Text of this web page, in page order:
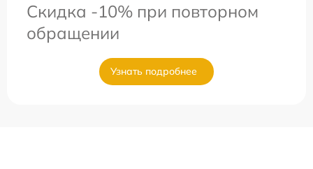
Скидка -10% при повторном
обращении
Узнать подробнее